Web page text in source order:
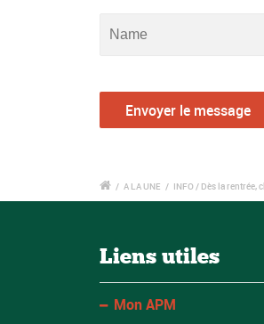
/ A LA UNE / INFO / Dès la rentrée,
Liens utiles
Mon APM